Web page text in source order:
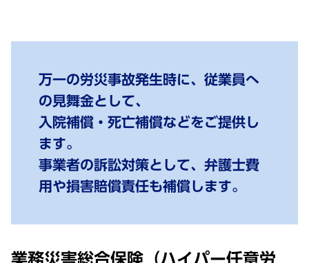
万一の労災事故発生時に、従業員へ
の見舞金として、
入院補償・死亡補償などをご提供し
ます。
事業者の訴訟対策として、弁護士費
用や損害賠償責任も補償します。
業務災害総合保険（ハイパー任意労